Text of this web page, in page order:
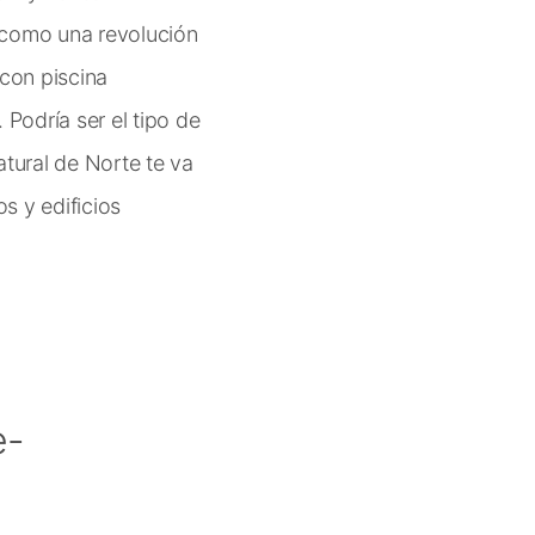
una revolución
piscina
Podría ser el tipo de
de Norte te va
y edificios